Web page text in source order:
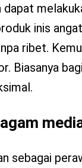
inis
ribet.
Biasanya
sebagai